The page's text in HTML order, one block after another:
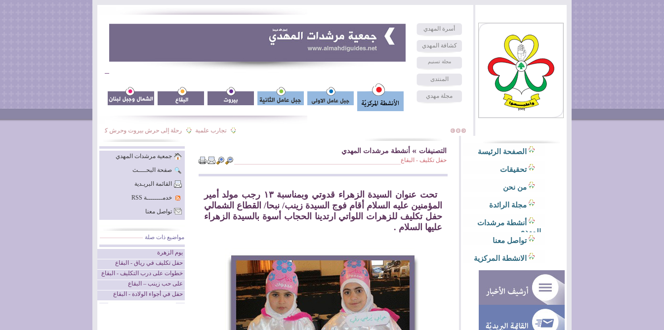
أسرة المهدي
كشافة المهدي
مجلة تسنيم
المنتدى
مجلة مهدي
رحلة إلى حرش بيروت وحرش كيفون تجارب علمية
الصفحة الرئيسة
تحقيقات
من نحن
مجلة الرائدة
أنشطة مرشدات
المهدي
تواصل معنا
الانشطة المركزية
التصنيفات » أنشطة مرشدات المهدي
حفل تكليف - البقاع
تحت عنوان السيدة الزهراء قدوتي وبمناسبة ١٣ رجب مولد أمير
المؤمنين عليه السلام أقام فوج السيدة زينب/ نبحا/ القطاع الشمالي
حفل تكليف للزهرات اللواتي ارتدينا الحجاب أسوة بالسيدة الزهراء
عليها السلام .
جمعية مرشدات المهدي
صفحة البحــــث
القائمة البريـدية
خدمــــــــة RSS
تواصل معنا
مواضيع ذات صلة
يوم الزهرة
حفل تكليف في رياق - البقاع
خطوات على درب التكليف - البقاع
على حب زينب – البقاع
حفل في أجواء الولادة - البقاع